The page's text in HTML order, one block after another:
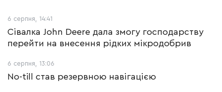
6 серпня, 14:41
Сівалка John Deere дала змогу господарству
перейти на внесення рідких мікродобрив
6 серпня, 13:06
No-till став резервною навігацією